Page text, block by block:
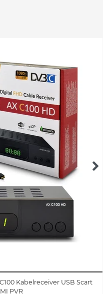
Kabelreceiver USB Scart
PVR